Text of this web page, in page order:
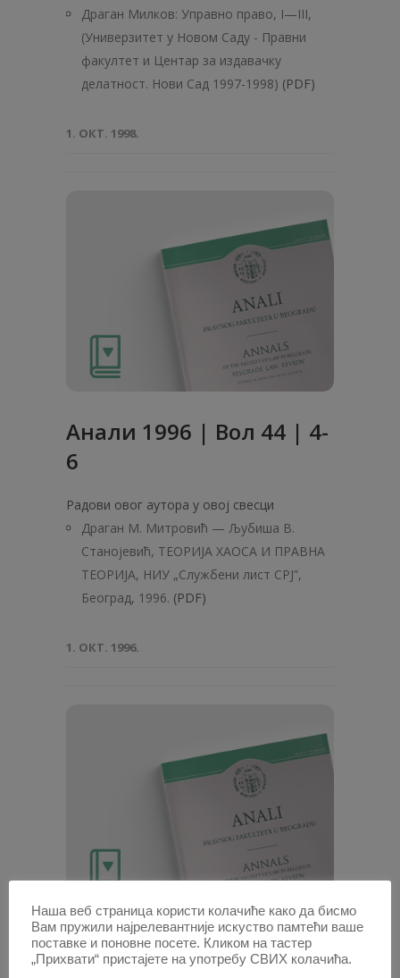
Драган Милков: Управно право, I—III,
(Универзитет у Новом Саду - Правни
факултет и Центар за издавачку
делатност. Нови Сад 1997-1998) (PDF)
1. ОКТ. 1998.
Анaли 1996 | Вол 44 | 4-
6
Радови овог аутора у овој свесци
Драган М. Митровић — Љубиша В.
Станојевић, ТЕОРИЈА ХАОСА И ПРАВНА
ТЕОРИЈА, НИУ „Службени лист СРЈ”,
Београд, 1996. (PDF)
1. ОКТ. 1996.
Анaли 1996 | Вол 44 | 1
Наша веб страница користи колачиће како да бисмо
Вам пружили најрелевантније искуство памтећи ваше
поставке и поновне посете. Кликом на тастер
„Прихвати“ пристајете на употребу СВИХ колачића.